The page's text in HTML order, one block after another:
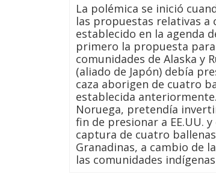
La polémica se inició
las propuestas relativas a
establecido en la agenda
primero la propuesta
comunidades de Alaska y
(aliado de Japón) debía
caza aborigen de cuatro
establecida
Noruega, pretendía
fin de presionar a EE.UU.
captura de cuatro
Granadinas, a cambio de
las comunidades